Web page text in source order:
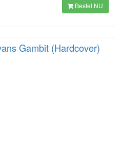
Bestel NU
Gambit (Hardcover)